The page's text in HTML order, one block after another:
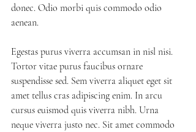
donec. Odio morbi quis commodo odio
aenean.
Egestas purus viverra accumsan in nisl nisi.
Tortor vitae purus faucibus ornare
suspendisse sed. Sem viverra aliquet eget sit
amet tellus cras adipiscing enim. In arcu
cursus euismod quis viverra nibh. Urna
neque viverra justo nec. Sit amet commodo